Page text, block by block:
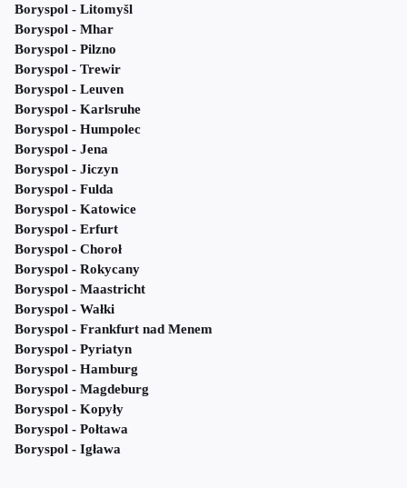
Boryspol - Litomyšl
Boryspol - Mhar
Boryspol - Pilzno
Boryspol - Trewir
Boryspol - Leuven
Boryspol - Karlsruhe
Boryspol - Humpolec
Boryspol - Jena
Boryspol - Jiczyn
Boryspol - Fulda
Boryspol - Katowice
Boryspol - Erfurt
Boryspol - Choroł
Boryspol - Rokycany
Boryspol - Maastricht
Boryspol - Wałki
Boryspol - Frankfurt nad Menem
Boryspol - Pyriatyn
Boryspol - Hamburg
Boryspol - Magdeburg
Boryspol - Kopyły
Boryspol - Połtawa
Boryspol - Igława